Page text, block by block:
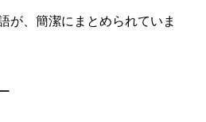
が、簡潔にまとめられていま